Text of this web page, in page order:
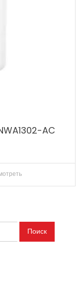
AC
Поиск